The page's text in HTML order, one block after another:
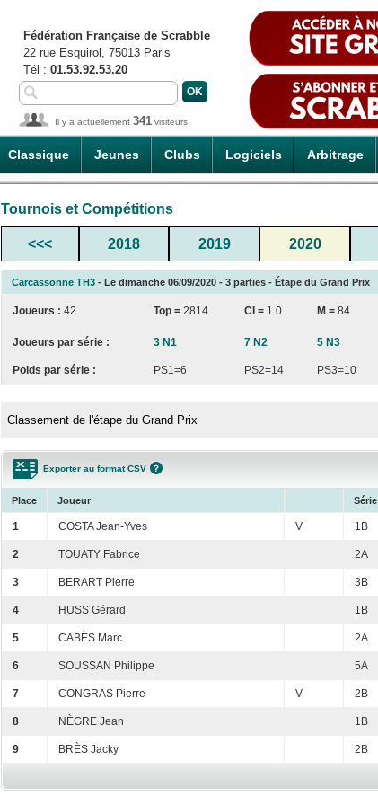
Classique Jeunes Clubs Logiciels Arbitrage
Fédération Française de Scrabble
22 rue Esquirol, 75013 Paris
Tél : 01.53.92.53.20
Il y a actuellement 341 visiteurs
Tournois et Compétitions
<<< 2018 2019 2020
Carcassonne TH3 - Le dimanche 06/09/2020 - 3 parties - Étape du Grand Prix
Joueurs : 42 Top = 2814 CI = 1.0 M = 84
Joueurs par série : 3 N1 7 N2 5 N3
Poids par série : PS1=6 PS2=14 PS3=10
Classement de l'étape du Grand Prix
Exporter au format CSV
Place Joueur Série
1 COSTA Jean-Yves V 1B
2 TOUATY Fabrice 2A
3 BERART Pierre 3B
4 HUSS Gérard 1B
5 CABÈS Marc 2A
6 SOUSSAN Philippe 5A
7 CONGRAS Pierre V 2B
8 NÈGRE Jean 1B
9 BRÈS Jacky 2B